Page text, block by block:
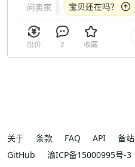
关于 条款 FAQ API 备站
GitHub
渝ICP备15000995号-3